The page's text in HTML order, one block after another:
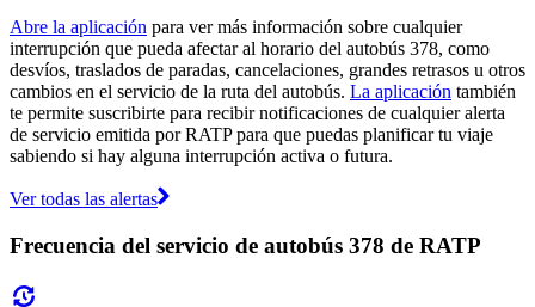
Abre la aplicación para ver más información sobre cualquier
interrupción que pueda afectar al horario del autobús 378, como
desvíos, traslados de paradas, cancelaciones, grandes retrasos u otros
cambios en el servicio de la ruta del autobús. La aplicación también
te permite suscribirte para recibir notificaciones de cualquier alerta
de servicio emitida por RATP para que puedas planificar tu viaje
sabiendo si hay alguna interrupción activa o futura.
Ver todas las alertas
Frecuencia del servicio de autobús 378 de RATP